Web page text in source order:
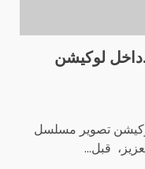
لوكيشن
تصوير مسلسل
قبل...